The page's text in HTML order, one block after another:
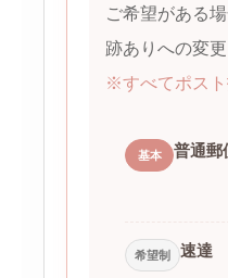
ご希望がある
跡ありへの変更
※すべてポスト
基本 普通郵
希望制 速達